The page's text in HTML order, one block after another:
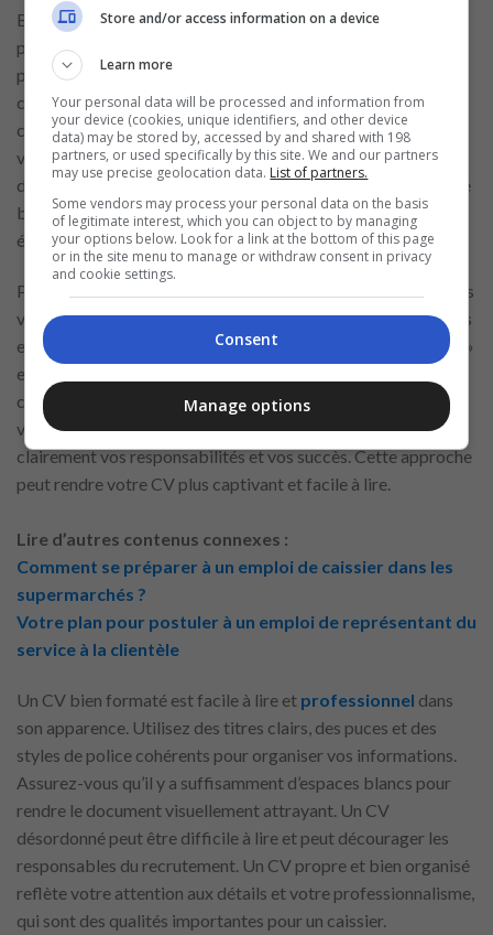
Bien que l’éducationformelle ne soit pas toujours un
prérequis pour les postes de caissier, inclure votre formation
peut tout de même être bénéfique. Si vous avez des
certifications pertinentes, telles qu’une formation en service
client ou une compétence dans les systèmes POS, assurez-
vous de les mentionner. Ces qualifications peuvent vous
distinguer des autres candidats et montrer que vous avez une
base solide pour le rôle. Inclure votre formation ajoute
également de la profondeur à votre CV.
Pour rendre votre
plus attrayant et impactant, utilisez des
verbes d’action forts lorsque vous décrivez vos compétences
et expériences. Des mots comme « géré », « traité », « assisté »
et « résolu » transmettent un sens d’activité et de
compétence. Les verbes d’action ne rendent pas seulement
votre CV plus dynamique, mais aident aussi à communiquer
clairement vos responsabilités et vos succès. Cette approche
peut rendre votre CV plus captivant et facile à lire.
Lire d’autres contenus connexes :
Comment se préparer à un emploi de caissier dans les
supermarchés ?
Votre plan pour postuler à un emploi de représentant du
service à la clientèle
Un CV bien formaté est facile à lire et professionnel dans
son apparence. Utilisez des titres clairs, des puces et des
styles de police cohérents pour organiser vos informations.
Assurez-vous qu’il y a suffisamment d’espaces blancs pour
rendre le document visuellement attrayant. Un CV
désordonné peut être difficile à lire et peut décourager les
responsables du recrutement. Un CV propre et bien organisé
reflète votre attention aux détails et votre professionnalisme,
qui sont des qualités importantes pour un caissier.
Store and/or access information on a device
Learn more
Your personal data will be processed and information from
your device (cookies, unique identifiers, and other device
data) may be stored by, accessed by and shared with 198
partners, or used specifically by this site. We and our partners
may use precise geolocation data. List of partners.
Some vendors may process your personal data on the basis
of legitimate interest, which you can object to by managing
your options below. Look for a link at the bottom of this page
or in the site menu to manage or withdraw consent in privacy
and cookie settings.
Consent
Manage options